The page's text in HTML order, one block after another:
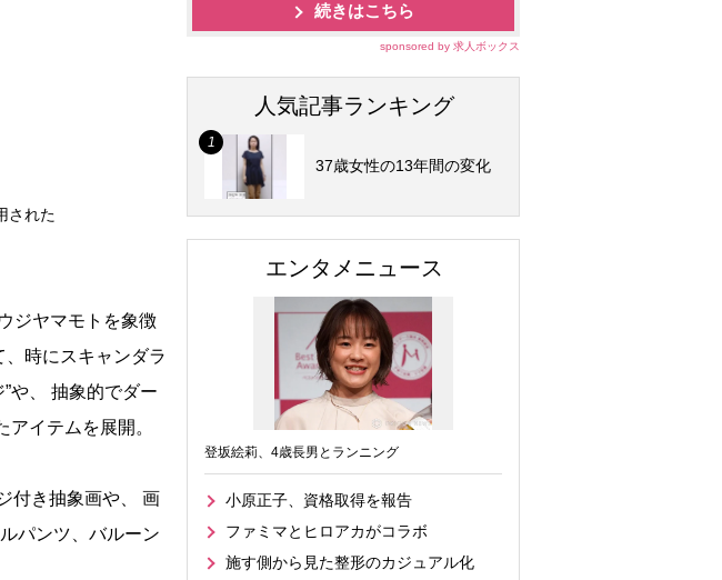
された
ジヤマモトを象徴
時にスキャンダラ
や、 抽象的でダー
イテムを展開。
付き抽象画や、 画
パンツ、バルーン
続きはこちら
sponsored by 求人ボックス
人気記事ランキング
37歳女性の13年間の変化
エンタメニュース
登坂絵莉、4歳長男とランニング
小原正子、資格取得を報告
ファミマとヒロアカがコラボ
施す側から見た整形のカジュアル化